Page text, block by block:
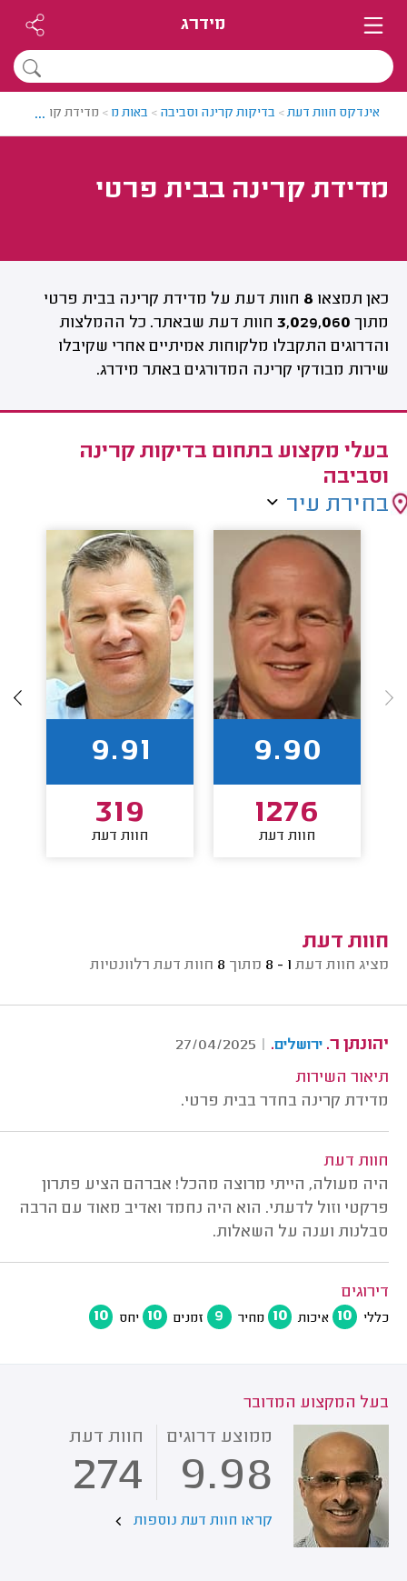
מידרג
אינדקס חוות דעת> בדיקות קרינה וסביבה > באות מ > מדידת קרינה
...
מדידת קרינה בבית פרטי
כאן תמצאו 8 חוות דעת על מדידת קרינה בבית פרטי
מתוך 3,029,060 חוות דעת שבאתר. כל ההמלצות
והדרוגים התקבלו מלקוחות אמיתיים אחרי שקיבלו
שירות מבודקי קרינה המדורגים באתר מידרג.
בעלי מקצוע בתחום בדיקות קרינה
וסביבה
בחירת עיר
9.90
1276
חוות דעת
9.91
319
חוות דעת
חוות דעת
מציג חוות דעת 1 - 8 מתוך 8 חוות דעת רלוונטיות
יהונתן ר. ירושלים.
|
27/04/2025
תיאור השירות
מדידת קרינה בחדר בבית פרטי.
חוות דעת
היה מעולה, הייתי מרוצה מהכל! אברהם הציע פתרון
פרקטי וזול לדעתי. הוא היה נחמד ואדיב מאוד עם הרבה
סבלנות וענה על השאלות.
דירוגים
כללי 10 איכות 10 מחיר 9 זמנים 10 יחס 10
בעל המקצוע המדובר
ממוצע דרוגים
9.98
חוות דעת
274
קראו חוות דעת נוספות